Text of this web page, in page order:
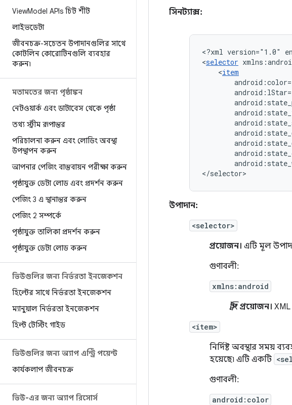
ViewModel APIs চিট শীট
লাইভডেটা
জীবনচক্র-সচেতন উপাদানগুলির সাথে
কোটলিন কোরোটিনগুলি ব্যবহার
করুন৷
মতামতের জন্য পৃষ্ঠাঙ্কন
নেটওয়ার্ক এবং ডাটাবেস থেকে পৃষ্ঠা
তথ্য স্ট্রীম রূপান্তর
পরিচালনা করুন এবং লোডিং অবস্থা
উপস্থাপন করুন
আপনার পেজিং বাস্তবায়ন পরীক্ষা করুন
পৃষ্ঠাযুক্ত ডেটা লোড এবং প্রদর্শন করুন
পেজিং 3 এ স্থানান্তর করুন
পেজিং 2 সম্পর্কে
পৃষ্ঠাযুক্ত তালিকা প্রদর্শন করুন
পৃষ্ঠাযুক্ত ডেটা লোড করুন
ভিউগুলির জন্য নির্ভরতা ইনজেকশন
হিল্টের সাথে নির্ভরতা ইনজেকশন
ম্যানুয়াল নির্ভরতা ইনজেকশন
হিল্ট টেস্টিং গাইড
ভিউগুলির জন্য অ্যাপ এন্ট্রি পয়েন্ট
কার্যকলাপ জীবনচক্র
ভিউ-এর জন্য অ্যাপ রিসোর্স
সিনট্যাক্স:
<?xml version="1.0"
<selector
<item
</selector>
উপাদান:
<selector>
প্রয়োজন। এটি মূল
গুণাবলী:
xmlns:android
স্ট্রিং প্রয়োজন। XML
<item>
নির্দিষ্ট অবস্থার সময়
হয়েছে৷ এটি একটি
গুণাবলী:
android:color